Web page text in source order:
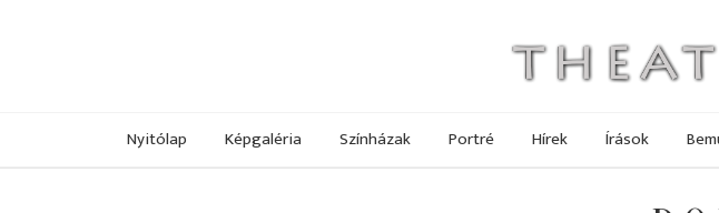
Nyitólap Képgaléria Színházak Portré Hírek Írások